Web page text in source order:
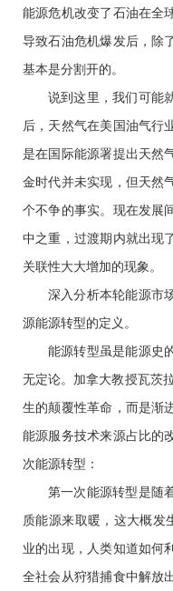
能源危机改变了石油在全
导致石油危机爆发后，除
基本是分割开的。
说到这里，我们可能
后，天然气在美国油气行
是在国际能源署提出天然
金时代并未实现，但天然
个不争的事实。现在发展
中之重，过渡期内就出现
关联性大大增加的现象。
深入分析本轮能源市
源能源转型的定义。
能源转型虽是能源史
无定论。加拿大教授瓦茨
生的颠覆性革命，而是渐
能源服务技术来源占比的
次能源转型：
第一次能源转型是随
质能源来取暖，这大概发
业的出现，人类知道如何
全社会从狩猎捕食中解放